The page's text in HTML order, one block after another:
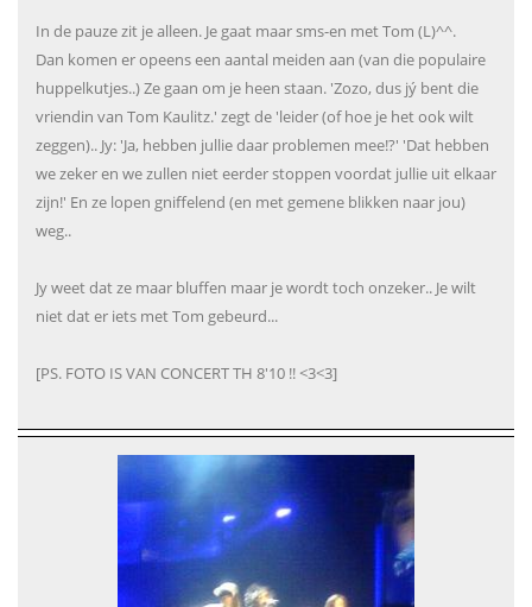
In de pauze zit je alleen. Je gaat maar sms-en met Tom (L)^^.
Dan komen er opeens een aantal meiden aan (van die populaire
huppelkutjes..) Ze gaan om je heen staan. 'Zozo, dus jý bent die
vriendin van Tom Kaulitz.' zegt de 'leider (of hoe je het ook wilt
zeggen).. Jy: 'Ja, hebben jullie daar problemen mee!?' 'Dat hebben
we zeker en we zullen niet eerder stoppen voordat jullie uit elkaar
zijn!' En ze lopen gniffelend (en met gemene blikken naar jou)
weg..
Jy weet dat ze maar bluffen maar je wordt toch onzeker.. Je wilt
niet dat er iets met Tom gebeurd...
[PS. FOTO IS VAN CONCERT TH 8'10 !! <3<3]